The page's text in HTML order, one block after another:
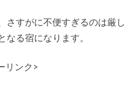
さすがに不便すぎるのは厳し
る宿になります。
リンク>